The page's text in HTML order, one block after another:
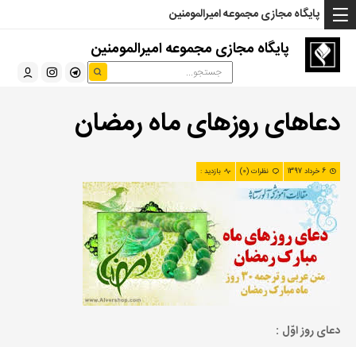
... Read more »" />
... Read more »" />... Read more »" />
پایگاه مجازی مجموعه امیرالمومنین
پایگاه مجازی مجموعه امیرالمومنین
دعاهاى روزهاى ماه رمضان
6 خرداد 1397 نظرات (0) بازدید :
دعاى روز اوّل :